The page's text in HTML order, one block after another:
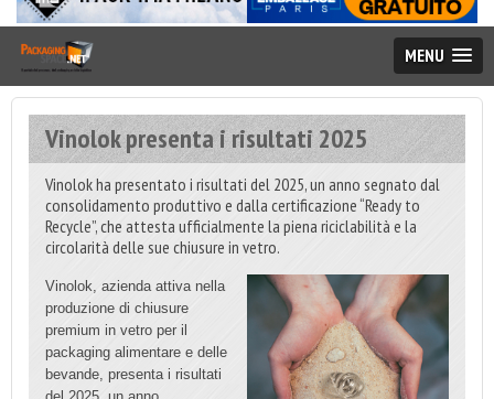
MENU
Vinolok presenta i risultati 2025
Vinolok ha presentato i risultati del 2025, un anno segnato dal
consolidamento produttivo e dalla certificazione “Ready to
Recycle”, che attesta ufficialmente la piena riciclabilità e la
circolarità delle sue chiusure in vetro.
Vinolok, azienda attiva nella
produzione di chiusure
premium in vetro per il
packaging alimentare e delle
bevande, presenta i risultati